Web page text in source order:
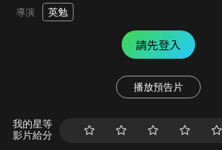
導演 英勉
請先登入
播放預告片
我的星等
影片給分